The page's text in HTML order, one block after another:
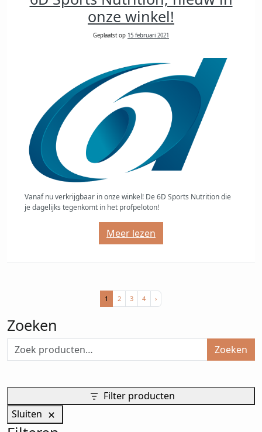
onze winkel!
Geplaatst op 15 februari 2021
Vanaf nu verkrijgbaar in onze winkel! De 6D Sports Nutrition die
je dagelijks tegenkomt in het profpeloton!
Meer lezen
Current
Page
1 Page
2 Page
3 Page
4 ›
Zoeken
Zoeken
Filter producten
Sluiten